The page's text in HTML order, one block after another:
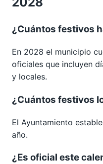
¿Cuántos festivos
En 2028 el municipio
oficiales que incluyen
y locales.
¿Cuántos festivos
El Ayuntamiento
año.
¿Es oficial este